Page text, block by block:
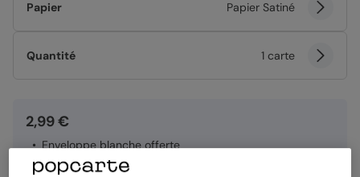
Papier Papier Satiné
Quantité 1 carte
2,99 €
Enveloppe blanche offerte
Fabrication française